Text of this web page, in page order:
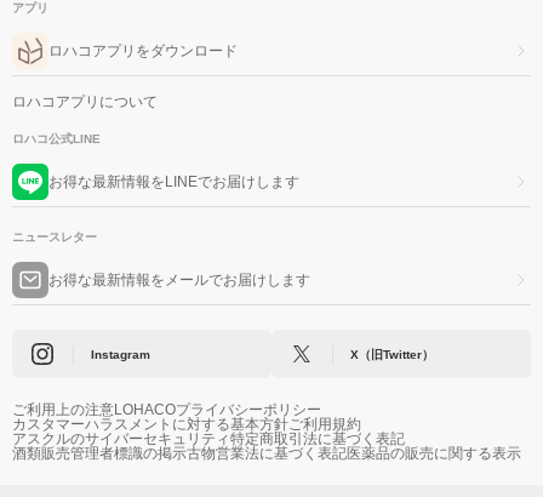
アプリ
ロハコアプリをダウンロード
ロハコアプリについて
ロハコ公式LINE
お得な最新情報をLINEでお届けします
ニュースレター
お得な最新情報をメールでお届けします
Instagram X（旧Twitter）
ご利用上の注意LOHACOプライバシーポリシー
カスタマーハラスメントに対する基本方針ご利用規約
アスクルのサイバーセキュリティ特定商取引法に基づく表記
酒類販売管理者標識の掲示古物営業法に基づく表記医薬品の販売に関する表示